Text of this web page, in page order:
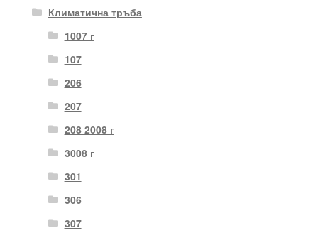
Климатична тръба
1007 г
107
206
207
208 2008 г
3008 г
301
306
307